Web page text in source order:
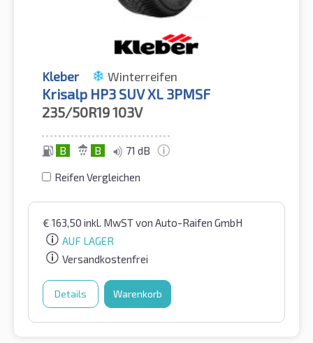
Kleber Winterreifen
Krisalp HP3 SUV XL 3PMSF
235/50R19103V
B B 71 dB
Reifen Vergleichen
€ 163,50 inkl. MwSTvon Auto-Raifen GmbH
AUF LAGER
Versandkostenfrei
Details Warenkorb